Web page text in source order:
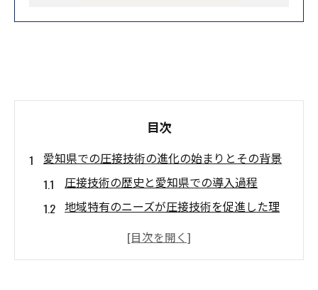
目次
愛知県での圧接技術の進化の始まりとその背景
圧接技術の歴史と愛知県での導入過程
地域特有のニーズが圧接技術を促進した理